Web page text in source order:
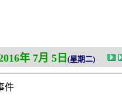
年 7月 5日 (星期二)
件